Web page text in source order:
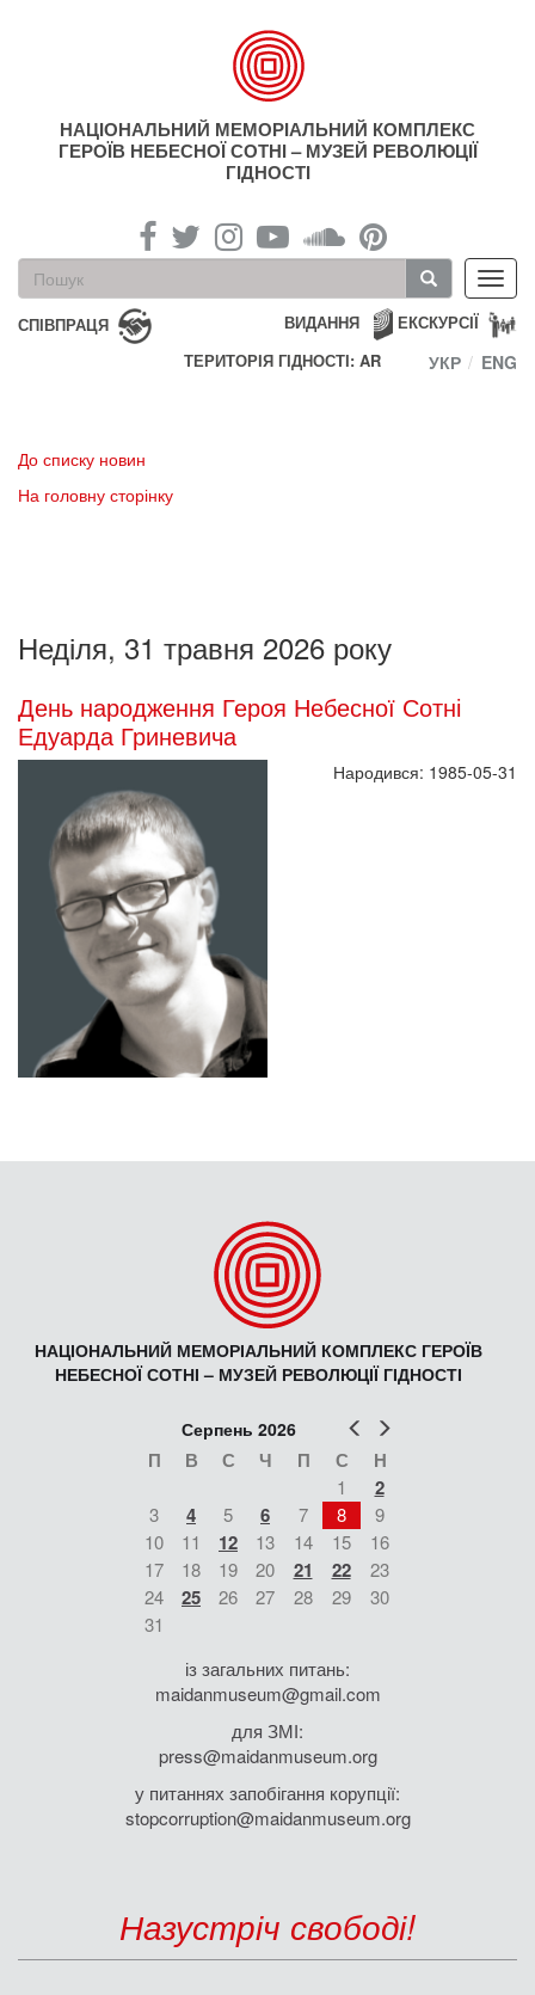
НАЦІОНАЛЬНИЙ МЕМОРІАЛЬНИЙ КОМПЛЕКС
ГЕРОЇВ НЕБЕСНОЇ СОТНІ – МУЗЕЙ РЕВОЛЮЦІЇ
ГІДНОСТІ
Пошукова
форма
Пошук
СПІВПРАЦЯ ЕКСКУРСІЇ
ВИДАННЯ
ТЕРИТОРІЯ ГІДНОСТІ: AR
УКР ENG
До списку новин
На головну сторінку
Неділя, 31 травня 2026 року
День народження Героя Небесної Сотні
Едуарда Гриневича
Народився: 1985-05-31
НАЦІОНАЛЬНИЙ МЕМОРІАЛЬНИЙ КОМПЛЕКС ГЕРОЇВ
НЕБЕСНОЇ СОТНІ – МУЗЕЙ РЕВОЛЮЦІЇ ГІДНОСТІ
Попер
Серпень 2026
П В С Ч П С Н
1 2
3 4 5 6 7 8
9
10
11 12 13 14 15
16
17
18 19 20 21 22
23
24
25 26 27 28 29
30
31
із загальних питань:
maidanmuseum@gmail.com
для ЗМІ:
press@maidanmuseum.org
у питаннях запобігання корупції:
stopcorruption@maidanmuseum.org
Назустріч свободі!